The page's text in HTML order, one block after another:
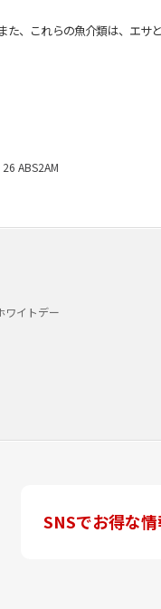
、これらの魚介類は、エサ
ABS2AM
ワイトデー
SNSでお得な